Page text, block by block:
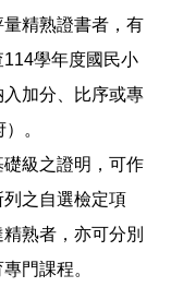
精熟證書者，有
學年度國民小
加分、比序或專
。
級之證明，可作
之自選檢定項
熟者，亦可分別
門課程。